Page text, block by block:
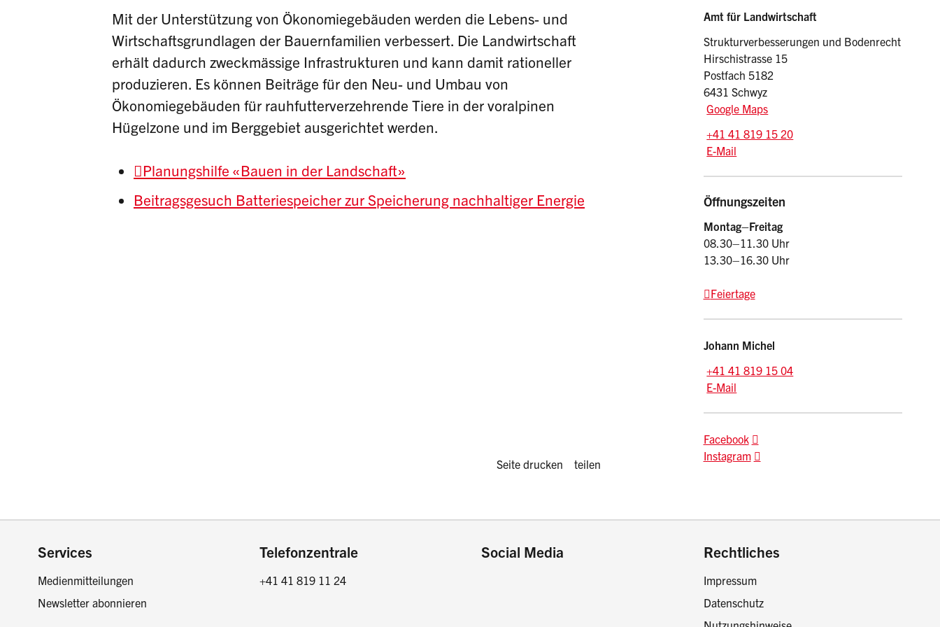
Mit der Unterstützung von Ökonomiegebäuden werden die Lebens- und
Wirtschaftsgrundlagen der Bauernfamilien verbessert. Die Landwirtschaft
erhält dadurch zweckmässige Infrastrukturen und kann damit rationeller
produzieren. Es können Beiträge für den Neu- und Umbau von
Ökonomiegebäuden für rauhfutterverzehrende Tiere in der voralpinen
Hügelzone und im Berggebiet ausgerichtet werden.
Planungshilfe «Bauen in der Landschaft»
Beitragsgesuch Batteriespeicher zur Speicherung nachhaltiger Energie
Sidebar
Adresse
Amt für Landwirtschaft
Strukturverbesserungen und Bodenrecht
Hirschistrasse 15
Postfach 5182
6431 Schwyz
Google Maps
Tel.:
+41 41 819 15 20
E-Mail: afl
E-Mail
Öffnungszeiten
Montag–Freitag
08.30–11.30 Uhr
13.30–16.30 Uhr
Feiertage
Johann Michel
Tel.:
+41 41 819 15 04
E-Mail: johann.michel
E-Mail
Facebook
Instagram
Diese Seite drucken oder teilen:
Seite drucken teilen
Footer
Services
Medienmitteilungen
Newsletter abonnieren
Telefonzentrale
+41 41 819 11 24
Social Media Rechtliches
Impressum
Datenschutz